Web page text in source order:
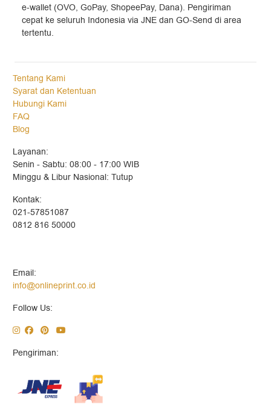
e-wallet (OVO, GoPay, ShopeePay, Dana). Pengiriman
cepat ke seluruh Indonesia via JNE dan GO-Send di area
tertentu.
Tentang Kami
Syarat dan Ketentuan
Hubungi Kami
FAQ
Blog
Layanan:
Senin - Sabtu: 08:00 - 17:00 WIB
Minggu & Libur Nasional: Tutup
Kontak:
021-57851087
0812 816 50000
Email:
info@onlineprint.co.id
Follow Us:
Pengiriman: